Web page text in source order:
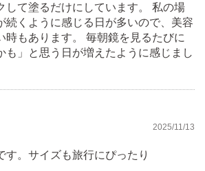
して塗るだけにしています。 私の場
続くように感じる日が多いので、美容
時もあります。 毎朝鏡を見るたびに
も」と思う日が増えたように感じまし
2025/11/13
す。サイズも旅行にぴったり